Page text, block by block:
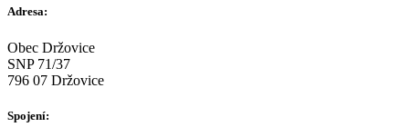
Adresa:
Obec Držovice
SNP 71/37
796 07 Držovice
Spojení: